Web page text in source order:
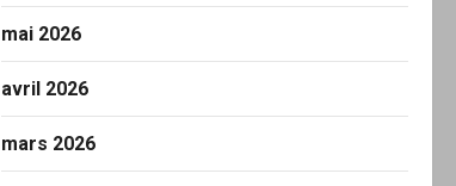
mai 2026
avril 2026
mars 2026